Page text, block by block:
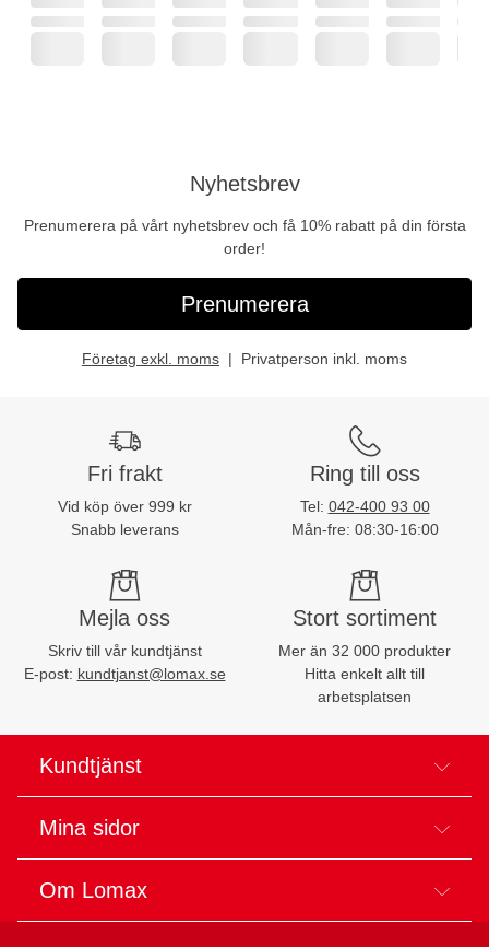
Nyhetsbrev
Prenumerera på vårt nyhetsbrev och få 10% rabatt på din första
order!
Prenumerera
Företag exkl. moms Privatperson inkl. moms
Fri frakt
Vid köp över 999 kr
Snabb leverans
Ring till oss
Tel: 042-400 93 00
Mån-fre: 08:30-16:00
Mejla oss
Skriv till vår kundtjänst
E-post: kundtjanst@lomax.se
Stort sortiment
Mer än 32 000 produkter
Hitta enkelt allt till
arbetsplatsen
Kundtjänst
Mina sidor
Om Lomax